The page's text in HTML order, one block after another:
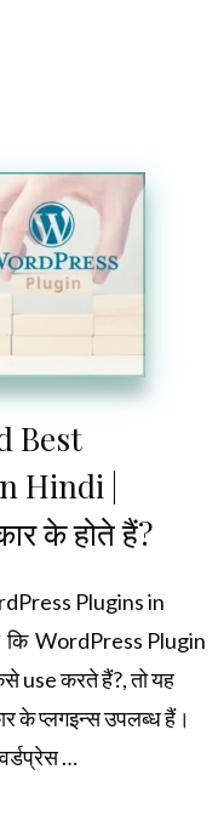
Best
Hindi |
के होते हैं?
Plugins in
कि WordPress Plugin
use करते हैं?, तो यह
के प्लगइन्स उपलब्ध हैं।
…